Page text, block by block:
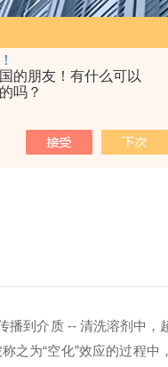
的朋友！有什么可以
吗？
介质 -- 清洗溶剂中，
为“空化”效应的过程